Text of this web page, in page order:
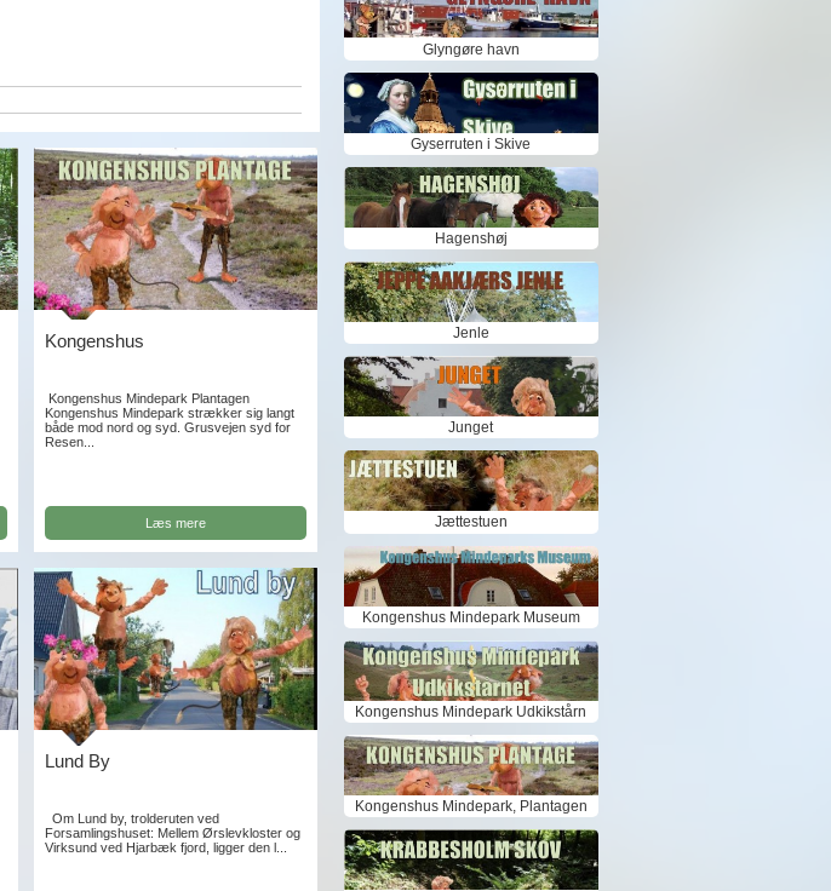
Kongenshus
Kongenshus Mindepark Plantagen
Kongenshus Mindepark strækker sig langt
både mod nord og syd. Grusvejen syd for
Resen...
Læs mere
Lund By
Om Lund by, trolderuten ved
Forsamlingshuset: Mellem Ørslevkloster og
Virksund ved Hjarbæk fjord, ligger den l...
Glyngøre havn
Gyserruten i Skive
Hagenshøj
Jenle
Junget
Jættestuen
Kongenshus Mindepark Museum
Kongenshus Mindepark Udkikstårn
Kongenshus Mindepark, Plantagen